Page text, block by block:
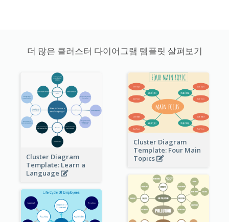
더 많은 클러스터 다이어그램 템플릿 살펴보기
Cluster Diagram
Template: Learn a
Language
Cluster Diagram
Template: Four Main
Topics